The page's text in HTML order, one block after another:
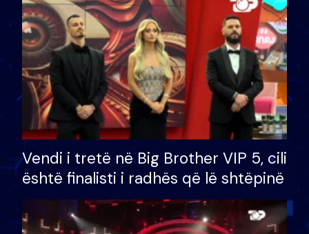
Vendi i tretë në Big Brother VIP 5, cili
është finalisti i radhës që lë shtëpinë